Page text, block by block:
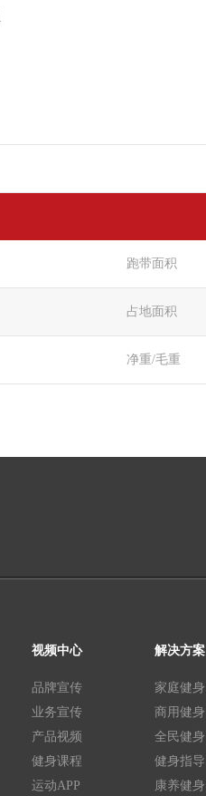
跑带面积
占地面积
净重/毛重
视频中心
品牌宣传
业务宣传
产品视频
健身课程
运动APP
解决方案
家庭健身
商用健身
全民健身
健身指导
康养健身